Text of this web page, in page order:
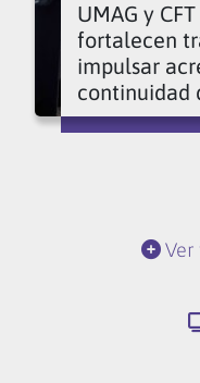
UMAG y
fortalecen
impulsar
continuidad
Ver